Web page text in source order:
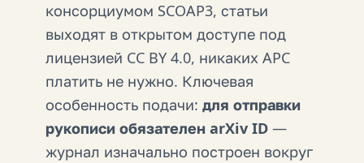
консорциумом SCOAP3, статьи
выходят в открытом доступе под
лицензией CC BY 4.0, никаких APC
платить не нужно. Ключевая
особенность подачи: для отправки
рукописи обязателен arXiv ID —
журнал изначально построен вокруг